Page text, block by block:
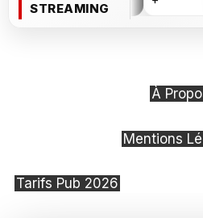
STREAMING
À
Mentions
Tarifs Pub 2026